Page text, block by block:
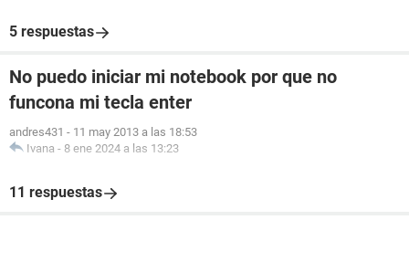
5 respuestas
No puedo iniciar mi notebook por que no
funcona mi tecla enter
andres431 - 11 may 2013 a las 18:53
Ivana - 8 ene 2024 a las 13:23
11 respuestas